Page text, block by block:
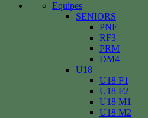
Equipes
SENIORS
PNF
RF3
PRM
DM4
U18
U18 F1
U18 F2
U18 M1
U18 M2